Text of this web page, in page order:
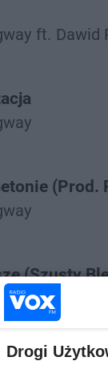
ft. Dawid
(Prod.
(Szusty
Drogi